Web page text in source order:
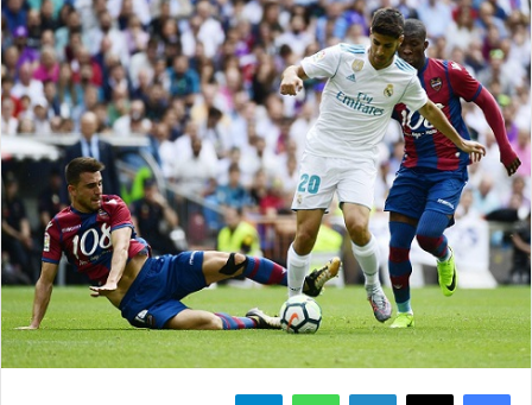
فيسبوك ‫X لينكدإن واتساب تيلقرام